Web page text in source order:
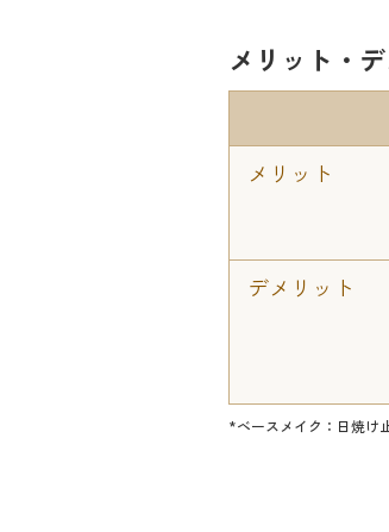
メリット・
メリット
デメリット
*ベースメイク：日焼け